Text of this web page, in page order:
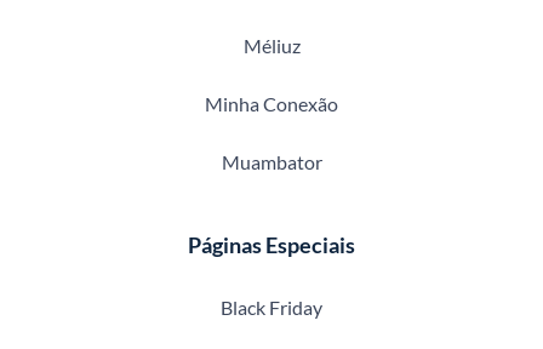
Méliuz
Minha Conexão
Muambator
Páginas Especiais
Black Friday